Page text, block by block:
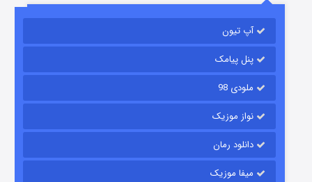
آپ تیون
پنل پیامک
ملودی 98
نواز موزیک
دانلود رمان
میفا موزیک